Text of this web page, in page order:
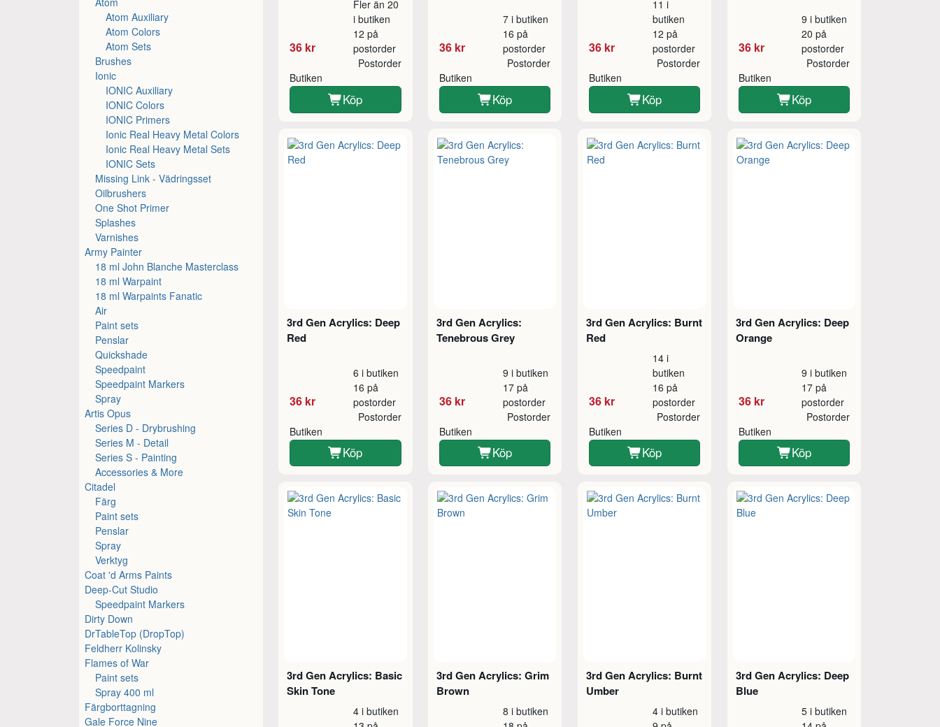
Atom Auxiliary
Atom Colors
Atom Sets
Brushes
Ionic
IONIC Auxiliary
IONIC Colors
IONIC Primers
Ionic Real Heavy Metal Colors
Ionic Real Heavy Metal Sets
IONIC Sets
Missing Link - Vädringsset
Oilbrushers
One Shot Primer
Splashes
Varnishes
Army Painter
18 ml John Blanche Masterclass
18 ml Warpaint
18 ml Warpaints Fanatic
Air
Paint sets
Penslar
Quickshade
Speedpaint
Speedpaint Markers
Spray
Artis Opus
Series D - Drybrushing
Series M - Detail
Series S - Painting
Accessories & More
Citadel
Färg
Paint sets
Penslar
Spray
Verktyg
Coat 'd Arms Paints
Deep-Cut Studio
Speedpaint Markers
Dirty Down
DrTableTop (DropTop)
Feldherr Kolinsky
Flames of War
Paint sets
Spray 400 ml
Färgborttagning
Gale Force Nine
36 kr
Fler än 20
i butiken
12 på
postorder
Butiken
Postorder
Köp
36 kr
7 i butiken
16 på
postorder
Butiken
Postorder
Köp
36 kr
11 i
butiken
12 på
postorder
Butiken
Postorder
Köp
36 kr
9 i butiken
20 på
postorder
Butiken
Postorder
Köp
3rd Gen Acrylics: Deep
Red
36 kr
6 i butiken
16 på
postorder
Butiken
Postorder
Köp
3rd Gen Acrylics:
Tenebrous Grey
36 kr
9 i butiken
17 på
postorder
Butiken
Postorder
Köp
3rd Gen Acrylics: Burnt
Red
36 kr
14 i
butiken
16 på
postorder
Butiken
Postorder
Köp
3rd Gen Acrylics: Deep
Orange
36 kr
9 i butiken
17 på
postorder
Butiken
Postorder
Köp
3rd Gen Acrylics: Basic
Skin Tone
4 i butiken
3rd Gen Acrylics: Grim
Brown
8 i butiken
3rd Gen Acrylics: Burnt
Umber
4 i butiken
3rd Gen Acrylics: Deep
Blue
5 i butiken